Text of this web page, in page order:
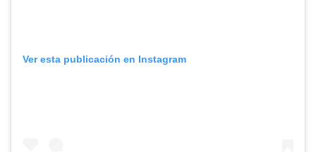
Ver esta publicación en Instagram